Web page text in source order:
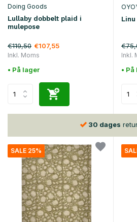
Doing Goods
Lullaby dobbelt plaid i
mulepose
€119,50 €107,55
Inkl. Moms
• På lager
Inkl.
•
30 dages
SALE 25%